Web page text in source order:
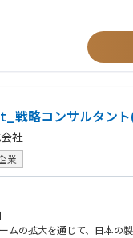
携し、新たなオファリング
に向けて、自身のチーム組
プロールとして、Globe-
動に参加する
のご紹介（一例）
る経営KPI定義と見える化に
るデータ駆動型経営に向けた
おける経営KPI定義、経営基
におけるデータ駆動型経営の
る利益構造の見える化と経
会社における経営管理体系
ティングファームでのトッ
ルプロジェクト経験者
ち上げ、成長していく意欲を
り、GLBの他チームとのコ
れ、クライアントのために全
という新しいファンクシ
楽しめる方（Enjoy working
フネスがあり、自発的・積
家・経営者を目指したい方（
戦略コンサルタン
社
業
ムの拡大を通じて、日本の